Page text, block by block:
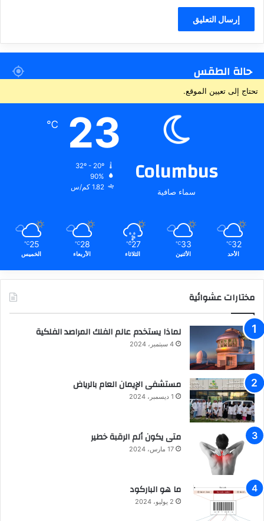
حالة الطقس
تحتاج إلى تعيين الموقع.
Columbus
سماء صافية
23
℃
90%
1.82 كم/س
32
℃
الأحد
33
℃
الأثنين
27
℃
الثلاثاء
28
℃
الأربعاء
25
℃
الخميس
مختارات عشوائية
لماذا يستخدم عالم الفلك المراصد الفلكية
4 سبتمبر، 2024
مستشفى الإيمان العام بالرياض
1 ديسمبر، 2024
متى يكون ألم الرقبة خطير
17 مارس، 2024
ما هو الباركود
2 يوليو، 2024